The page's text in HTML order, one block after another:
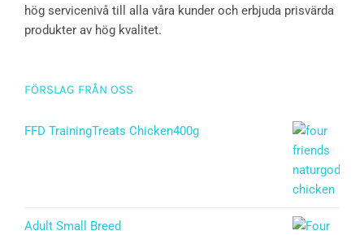
hög servicenivå till alla våra kunder och erbjuda prisvärda
produkter av hög kvalitet.
FÖRSLAG FRÅN OSS
FFD TrainingTreats Chicken400g
Adult Small Breed